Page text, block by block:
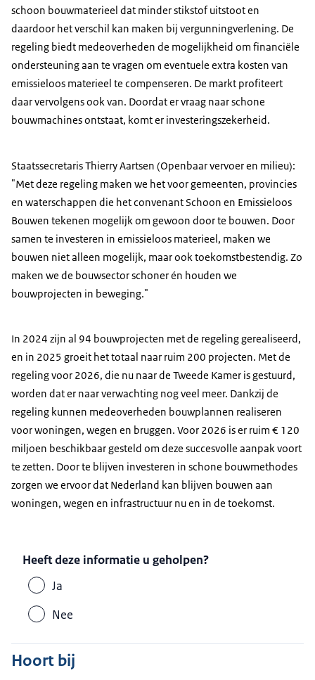
schoon bouwmaterieel dat minder stikstof uitstoot en
daardoor het verschil kan maken bij vergunningverlening. De
regeling biedt medeoverheden de mogelijkheid om financiële
ondersteuning aan te vragen om eventuele extra kosten van
emissieloos materieel te compenseren. De markt profiteert
daar vervolgens ook van. Doordat er vraag naar schone
bouwmachines ontstaat, komt er investeringszekerheid.
Staatssecretaris Thierry Aartsen (Openbaar vervoer en milieu):
"Met deze regeling maken we het voor gemeenten, provincies
en waterschappen die het convenant Schoon en Emissieloos
Bouwen tekenen mogelijk om gewoon door te bouwen. Door
samen te investeren in emissieloos materieel, maken we
bouwen niet alleen mogelijk, maar ook toekomstbestendig. Zo
maken we de bouwsector schoner én houden we
bouwprojecten in beweging."
In 2024 zijn al 94 bouwprojecten met de regeling gerealiseerd,
en in 2025 groeit het totaal naar ruim 200 projecten. Met de
regeling voor 2026, die nu naar de Tweede Kamer is gestuurd,
worden dat er naar verwachting nog veel meer. Dankzij de
regeling kunnen medeoverheden bouwplannen realiseren
voor woningen, wegen en bruggen. Voor 2026 is er ruim € 120
miljoen beschikbaar gesteld om deze succesvolle aanpak voort
te zetten. Door te blijven investeren in schone bouwmethodes
zorgen we ervoor dat Nederland kan blijven bouwen aan
woningen, wegen en infrastructuur nu en in de toekomst.
Heeft deze informatie u geholpen?
Ja
Nee
Hoort bij